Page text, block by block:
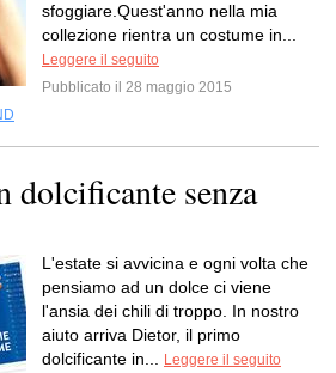
sfoggiare.Quest'anno nella mia
collezione rientra un costume in...
Leggere il seguito
Pubblicato il 28 maggio 2015
dolcificante senza
L'estate si avvicina e ogni volta che
pensiamo ad un dolce ci viene
l'ansia dei chili di troppo. In nostro
aiuto arriva Dietor, il primo
dolcificante in...
Leggere il seguito